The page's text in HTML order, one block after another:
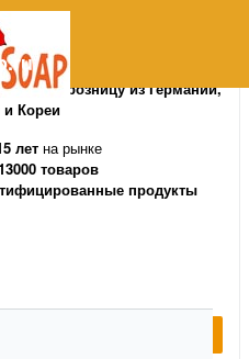
и в розницу из Германии,
Кореи
летна рынке
товаров
продукты